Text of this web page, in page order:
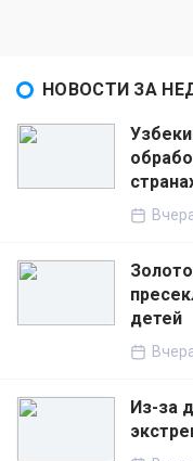
НОВОСТИ ЗА
детей
Из-за